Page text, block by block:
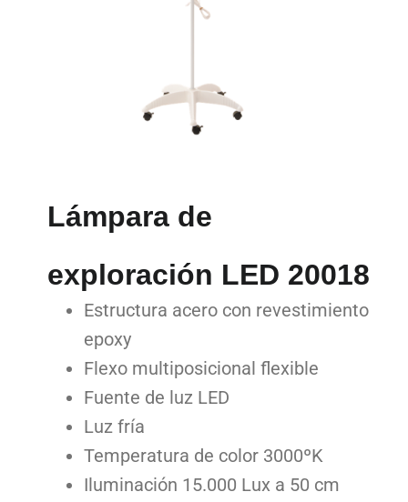
Lámpara de
exploración LED 20018
Estructura acero con revestimiento
epoxy
Flexo multiposicional flexible
Fuente de luz LED
Luz fría
Temperatura de color 3000ºK
Iluminación 15.000 Lux a 50 cm